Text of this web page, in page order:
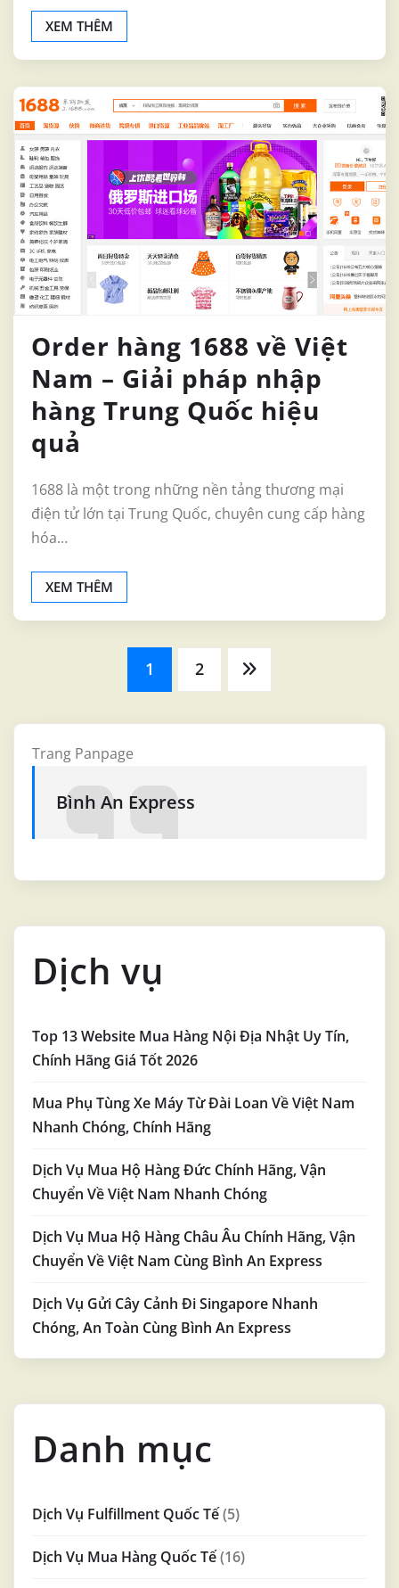
XEM THÊM
Order hàng 1688 về Việt
Nam – Giải pháp nhập
hàng Trung Quốc hiệu
quả
1688 là một trong những nền tảng thương mại
điện tử lớn tại Trung Quốc, chuyên cung cấp hàng
hóa…
XEM THÊM
trang
bài
viết
1 2
Trang Panpage
Bình An Express
Dịch vụ
Top 13 Website Mua Hàng Nội Địa Nhật Uy Tín,
Chính Hãng Giá Tốt 2026
Mua Phụ Tùng Xe Máy Từ Đài Loan Về Việt Nam
Nhanh Chóng, Chính Hãng
Dịch Vụ Mua Hộ Hàng Đức Chính Hãng, Vận
Chuyển Về Việt Nam Nhanh Chóng
Dịch Vụ Mua Hộ Hàng Châu Âu Chính Hãng, Vận
Chuyển Về Việt Nam Cùng Bình An Express
Dịch Vụ Gửi Cây Cảnh Đi Singapore Nhanh
Chóng, An Toàn Cùng Bình An Express
Danh mục
Dịch Vụ Fulfillment Quốc Tế(5)
Dịch Vụ Mua Hàng Quốc Tế(16)